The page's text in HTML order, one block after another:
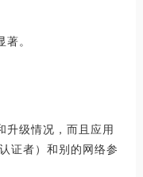
。
升级情况，而且应用
证者）和别的网络参